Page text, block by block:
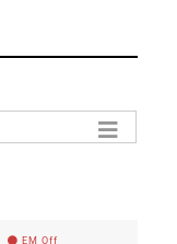
EM Off